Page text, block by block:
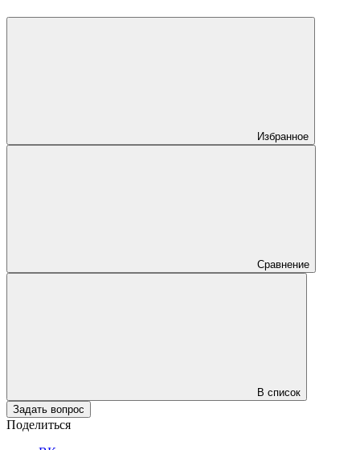
Избранное
Сравнение
В список
Задать вопрос
Поделиться